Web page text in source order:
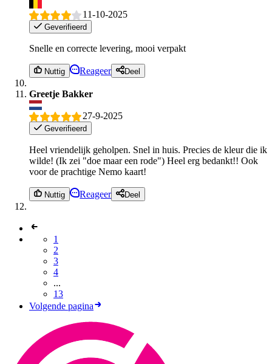
11-10-2025
Geverifieerd
Snelle en correcte levering, mooi verpakt
Nuttig Reageer Deel
Greetje Bakker
27-9-2025
Geverifieerd
Heel vriendelijk geholpen. Snel in huis. Precies de kleur die ik
wilde! (Ik zei "doe maar een rode") Heel erg bedankt!! Ook
voor de prachtige Nemo kaart!
Nuttig Reageer Deel
1
2
3
4
...
13
Volgende pagina